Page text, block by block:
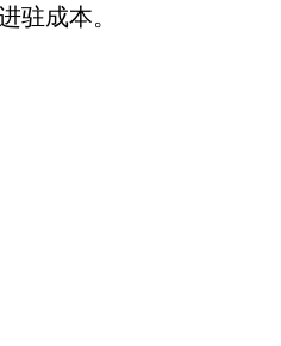
驻成本。